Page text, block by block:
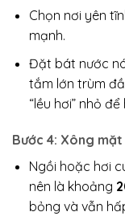
Chọn nơi yên
mạnh.
Đặt bát nước
tắm lớn trùm
“lều hơi” nhỏ
Bước 4: Xông mặt
Ngồi hoặc hơi
nên là khoảng
bỏng và vẫn